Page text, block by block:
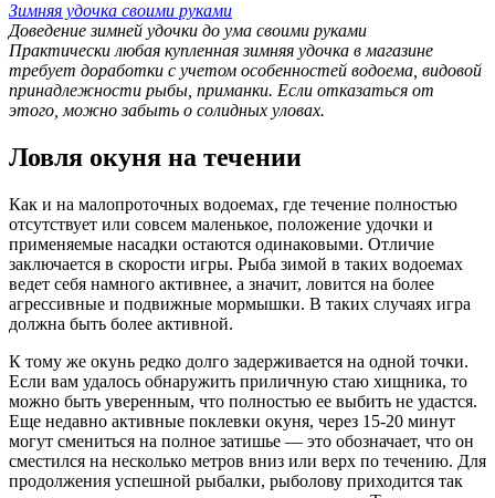
Зимняя удочка своими руками
Доведение зимней удочки до ума своими руками
Практически любая купленная зимняя удочка в магазине
требует доработки с учетом особенностей водоема, видовой
принадлежности рыбы, приманки. Если отказаться от
этого, можно забыть о солидных уловах.
Ловля окуня на течении
Как и на малопроточных водоемах, где течение полностью
отсутствует или совсем маленькое, положение удочки и
применяемые насадки остаются одинаковыми. Отличие
заключается в скорости игры. Рыба зимой в таких водоемах
ведет себя намного активнее, а значит, ловится на более
агрессивные и подвижные мормышки. В таких случаях игра
должна быть более активной.
К тому же окунь редко долго задерживается на одной точки.
Если вам удалось обнаружить приличную стаю хищника, то
можно быть уверенным, что полностью ее выбить не удастся.
Еще недавно активные поклевки окуня, через 15-20 минут
могут смениться на полное затишье — это обозначает, что он
сместился на несколько метров вниз или верх по течению. Для
продолжения успешной рыбалки, рыболову приходится так